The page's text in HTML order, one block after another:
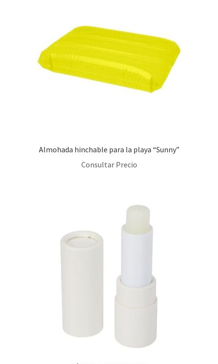
Almohada hinchable para la playa “Sunny”
Consultar Precio